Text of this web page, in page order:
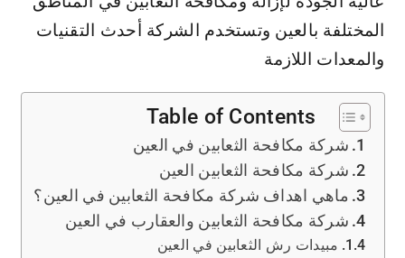
المختلفة بالعين وتستخدم الشركة أحدث التقنيات
والمعدات اللازمة
Table of Contents
شركة مكافحة الثعابين في العين
شركة مكافحة الثعابين العين
ماهي اهداف شركة مكافحة الثعابين في العين؟
شركة مكافحة الثعابين والعقارب في العين
مبيدات رش الثعابين في العين